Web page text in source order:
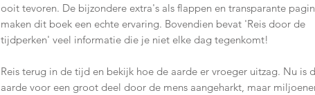
ooit tevoren. De bijzondere extra's als flappen en transparante
maken dit boek een echte ervaring. Bovendien bevat 'Reis door de
tijdperken' veel informatie die je niet elke dag tegenkomt!
Reis terug in de tijd en bekijk hoe de aarde er vroeger uitzag. Nu is
aarde voor een groot deel door de mens aangeharkt, maar